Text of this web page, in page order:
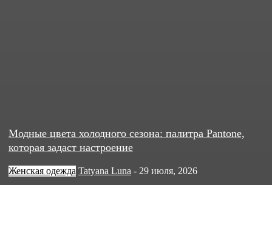
Модные цвета холодного сезона: палитра Pantone,
которая задаст настроение
Женская одежда Tatyana Luna - 29 июля, 2026